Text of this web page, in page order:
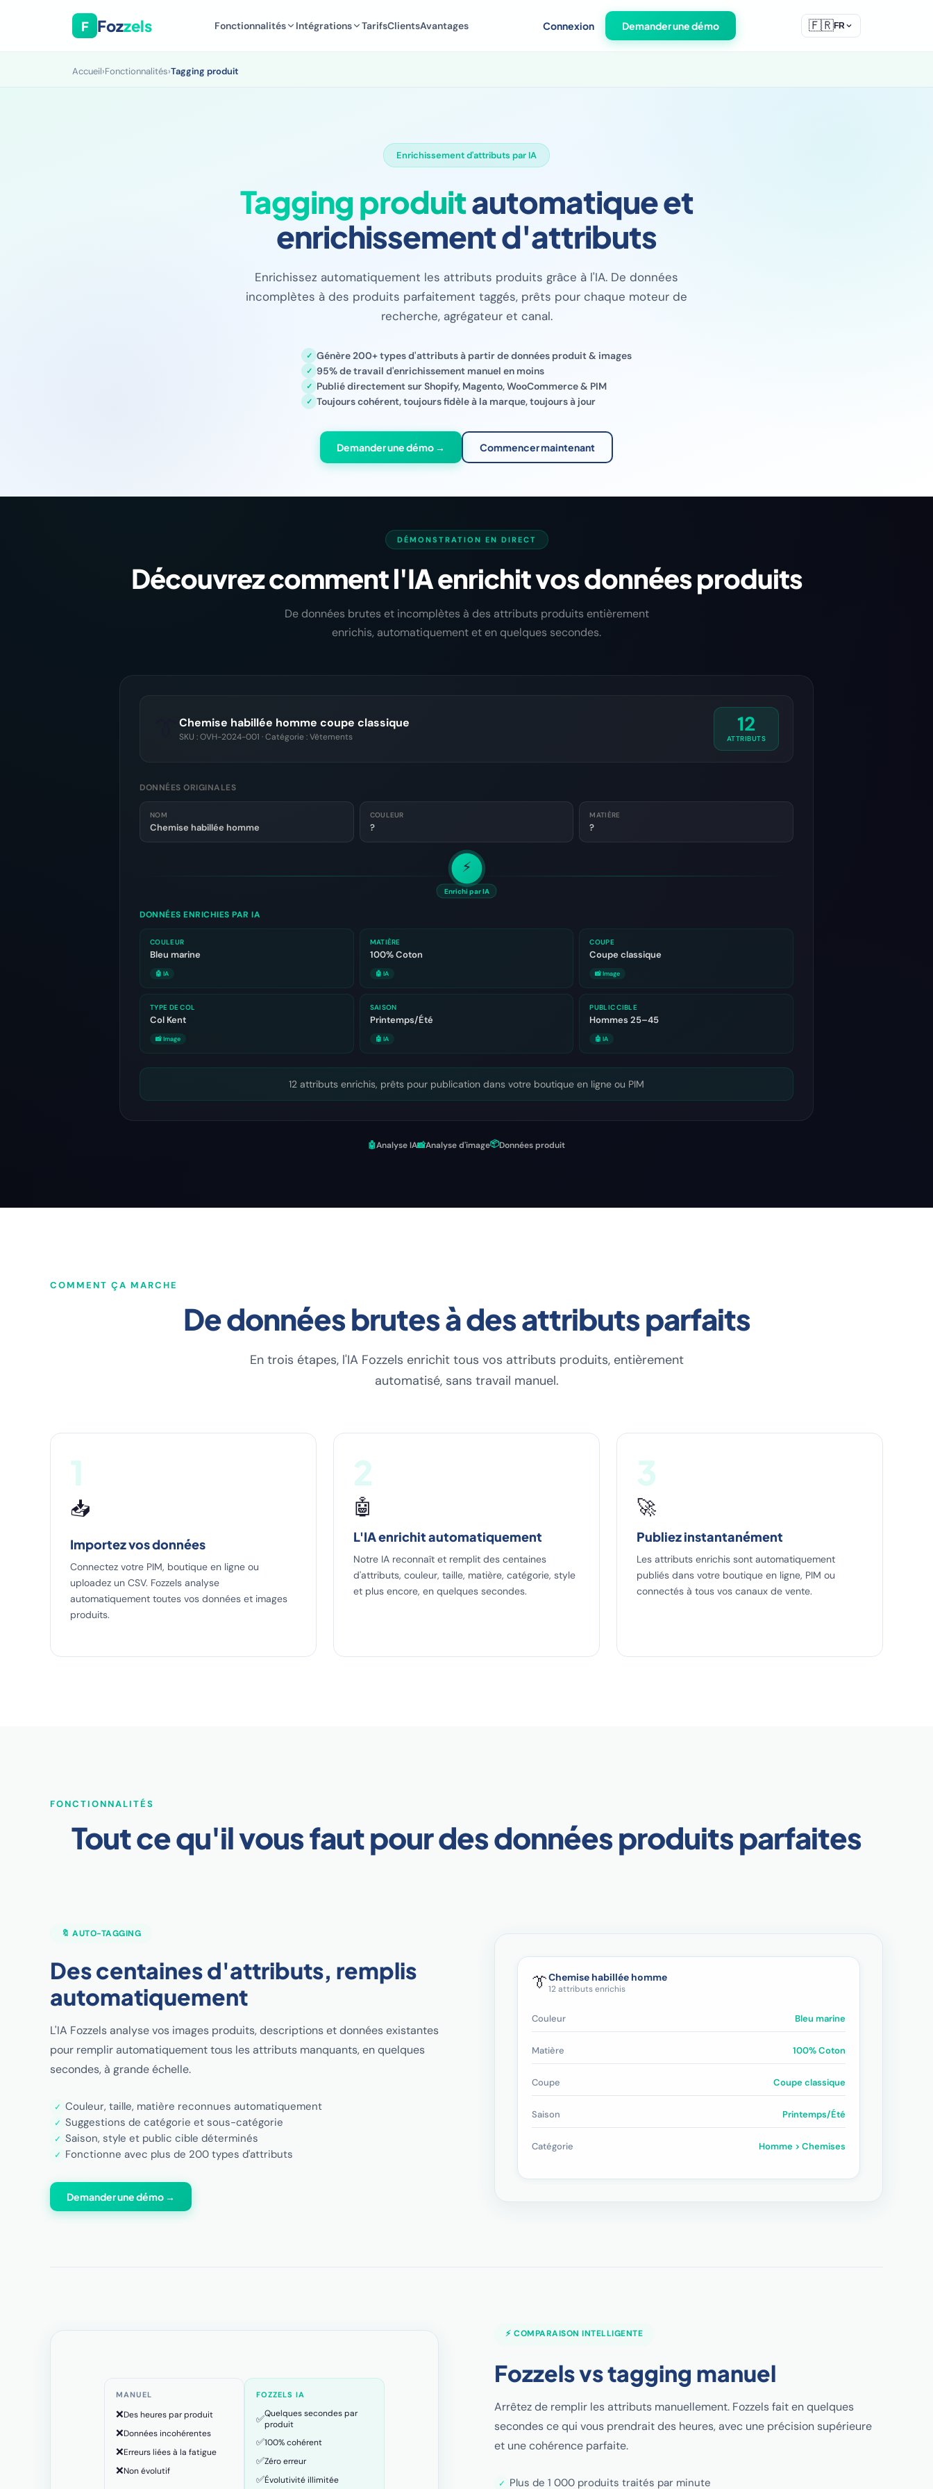
F Fozzels Fonctionnalités Intégrations TarifsClientsAvantages Connexion Demander une démo 🇫🇷FR
Accueil›Fonctionnalités›Tagging produit
Enrichissement d'attributs par IA
Tagging produitautomatique et
enrichissement d'attributs
Enrichissez automatiquement les attributs produits grâce à l'IA. De données
incomplètes à des produits parfaitement taggés, prêts pour chaque moteur de
recherche, agrégateur et canal.
Génère 200+ types d'attributs à partir de données produit & images
95% de travail d'enrichissement manuel en moins
Publié directement sur Shopify, Magento, WooCommerce & PIM
Toujours cohérent, toujours fidèle à la marque, toujours à jour
Demander une démo → Commencer maintenant
DÉMONSTRATION EN DIRECT
Découvrez comment l'IA enrichit vos données produits
De données brutes et incomplètes à des attributs produits entièrement
enrichis, automatiquement et en quelques secondes.
Chemise habillée homme coupe classique
SKU : OVH-2024-001 · Catégorie : Vêtements 12
ATTRIBUTS
DONNÉES ORIGINALES
NOM
Chemise habillée homme
COULEUR
?
MATIÈRE
?
⚡
Enrichi par IA
DONNÉES ENRICHIES PAR IA
COULEUR
Bleu marine
🤖 IA
MATIÈRE
100% Coton
🤖 IA
COUPE
Coupe classique
📸 Image
TYPE DE COL
Col Kent
📸 Image
SAISON
Printemps/Été
🤖 IA
PUBLIC CIBLE
Hommes 25–45
🤖 IA
12 attributs enrichis, prêts pour publication dans votre boutique en ligne ou PIM
🤖Analyse IA📸Analyse d'image📦Données produit
COMMENT ÇA MARCHE
De données brutes à des attributs parfaits
En trois étapes, l'IA Fozzels enrichit tous vos attributs produits, entièrement
automatisé, sans travail manuel.
1
📥
Importez vos données
Connectez votre PIM, boutique en ligne ou
uploadez un CSV. Fozzels analyse
automatiquement toutes vos données et images
produits.
2
🤖
L'IA enrichit automatiquement
Notre IA reconnaît et remplit des centaines
d'attributs, couleur, taille, matière, catégorie, style
et plus encore, en quelques secondes.
3
🚀
Publiez instantanément
Les attributs enrichis sont automatiquement
publiés dans votre boutique en ligne, PIM ou
connectés à tous vos canaux de vente.
FONCTIONNALITÉS
Tout ce qu'il vous faut pour des données produits parfaites
🔖 AUTO-TAGGING
Des centaines d'attributs, remplis
automatiquement
L'IA Fozzels analyse vos images produits, descriptions et données existantes
pour remplir automatiquement tous les attributs manquants, en quelques
secondes, à grande échelle.
✓ Couleur, taille, matière reconnues automatiquement
✓ Suggestions de catégorie et sous-catégorie
✓ Saison, style et public cible déterminés
✓ Fonctionne avec plus de 200 types d'attributs
Demander une démo →
👔Chemise habillée homme
12 attributs enrichis
Couleur Bleu marine
Matière 100% Coton
Coupe Coupe classique
Saison Printemps/Été
Catégorie Homme > Chemises
⚡ COMPARAISON INTELLIGENTE
Fozzels vs tagging manuel
Arrêtez de remplir les attributs manuellement. Fozzels fait en quelques
secondes ce qui vous prendrait des heures, avec une précision supérieure
et une cohérence parfaite.
✓ Plus de 1 000 produits traités par minute
MANUEL
❌Des heures par produit
❌Données incohérentes
❌Erreurs liées à la fatigue
❌Non évolutif
FOZZELS IA
✅Quelques secondes par
produit
✅100% cohérent
✅Zéro erreur
✅Évolutivité illimitée